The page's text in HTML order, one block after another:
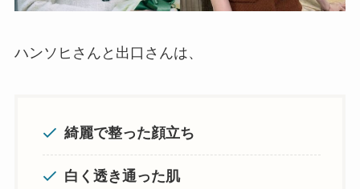
ハンソヒさんと出口さんは、
綺麗で整った顔立ち
白く透き通った肌